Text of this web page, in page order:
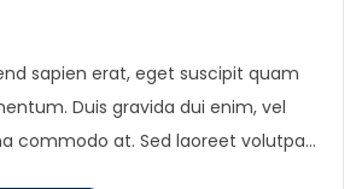
sapien erat, eget suscipit quam
Duis gravida dui enim, vel
commodo at. Sed laoreet volutpat